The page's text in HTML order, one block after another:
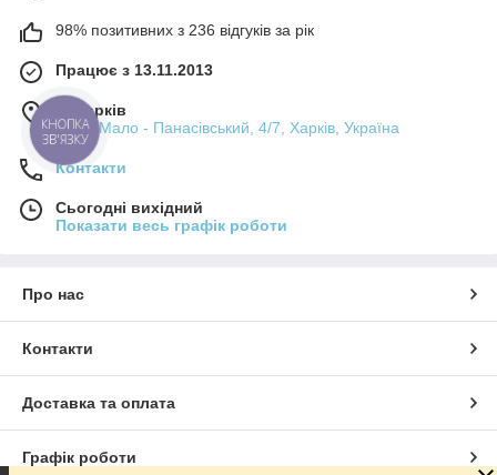
98% позитивних з 236 відгуків за рік
Працює з 13.11.2013
м. Харків
пров. Мало - Панасівський, 4/7, Харків, Україна
Контакти
Сьогодні вихідний
Показати весь графік роботи
Про нас
Контакти
Доставка та оплата
Графік роботи
КНОПКА
ЗВ'ЯЗКУ